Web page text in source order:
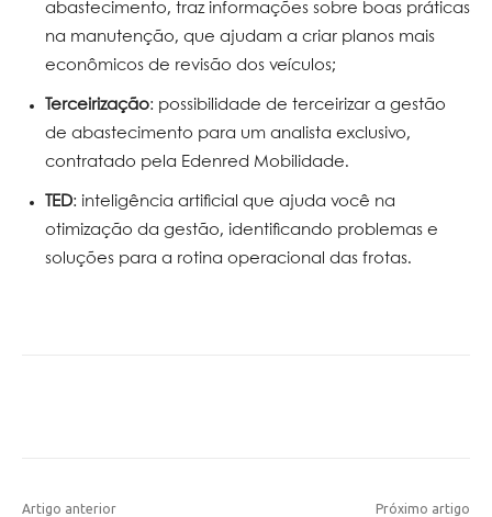
abastecimento, traz informações sobre boas práticas
na manutenção, que ajudam a criar planos mais
econômicos de revisão dos veículos;
Terceirização: possibilidade de terceirizar a gestão
de abastecimento para um analista exclusivo,
contratado pela Edenred Mobilidade.
TED: inteligência artificial que ajuda você na
otimização da gestão, identificando problemas e
soluções para a rotina operacional das frotas.
Artigo anterior Próximo artigo